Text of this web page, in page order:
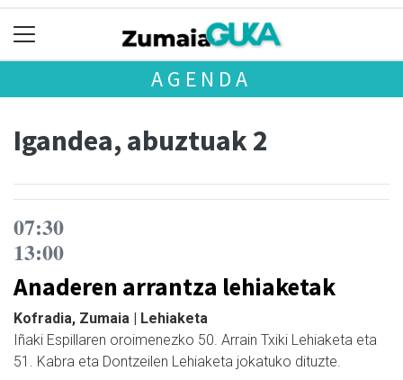
AGENDA
Igandea, abuztuak 2
07:30
13:00
Anaderen arrantza lehiaketak
Kofradia, Zumaia | Lehiaketa
Iñaki Espillaren oroimenezko 50. Arrain Txiki Lehiaketa eta
51. Kabra eta Dontzeilen Lehiaketa jokatuko dituzte.